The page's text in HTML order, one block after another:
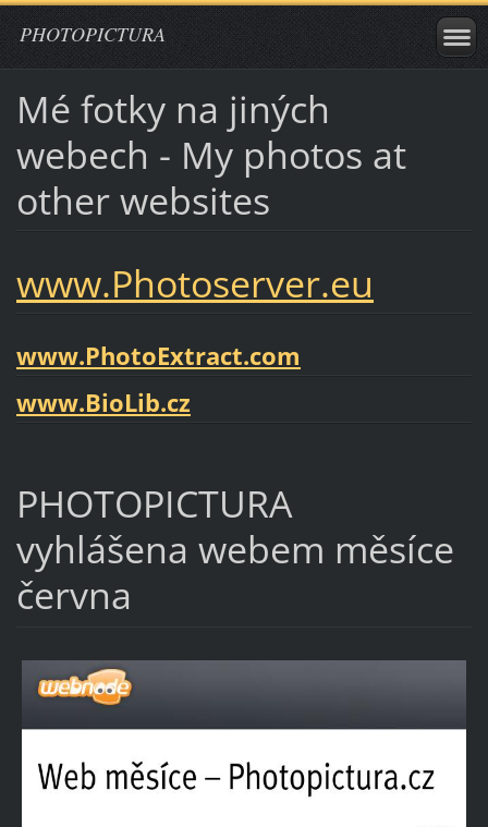
PHOTOPICTURA
Mé fotky na jiných
webech - My photos at
other websites
www.Photoserver.eu
www.PhotoExtract.com
www.BioLib.cz
PHOTOPICTURA
vyhlášena webem měsíce
června